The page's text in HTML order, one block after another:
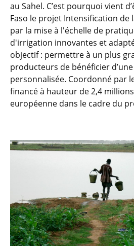
au Sahel. C’est pourquoi vient
Faso le projet Intensification
par la mise à l'échelle de
d'irrigation innovantes et
objectif : permettre à un plus
producteurs de bénéficier
personnalisée. Coordonné par
financé à hauteur de 2,4
européenne dans le cadre du